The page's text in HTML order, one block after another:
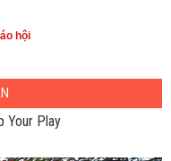
hội
Your Play